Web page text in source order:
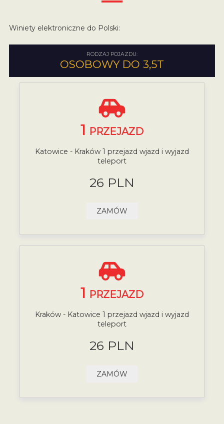
Winiety elektroniczne do Polski:
RODZAJ POJAZDU:
OSOBOWY DO 3,5T
1 PRZEJAZD
Katowice - Kraków 1 przejazd wjazd i wyjazd
teleport
26 PLN
ZAMÓW
1 PRZEJAZD
Kraków - Katowice 1 przejazd wjazd i wyjazd
teleport
26 PLN
ZAMÓW